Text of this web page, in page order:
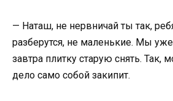
— Наташ, не нервничай ты так,
разберутся, не маленькие. Мы
завтра плитку старую снять. Так,
дело само собой закипит.